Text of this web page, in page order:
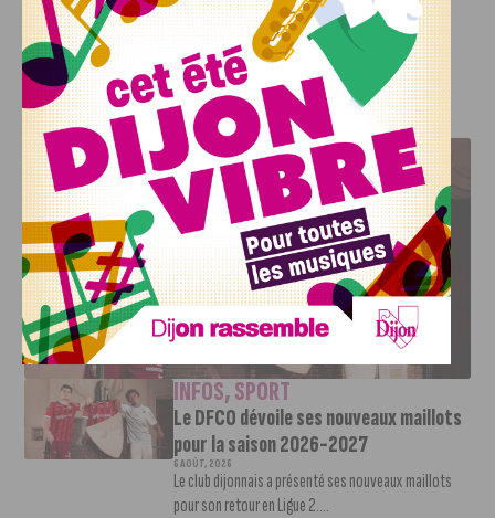
autorités en espérant garder la moitié du butin.
J'AIME LE DFCO
LE DFCO DÉVOILE SES NOUVEAUX MAILLOTS POUR LA
SAISON 2026-2027
INFOS,SPORT
Le DFCO dévoile ses nouveaux maillots
pour la saison 2026-2027
6 AOÛT, 2026
Le club dijonnais a présenté ses nouveaux maillots
pour son retour en Ligue 2....